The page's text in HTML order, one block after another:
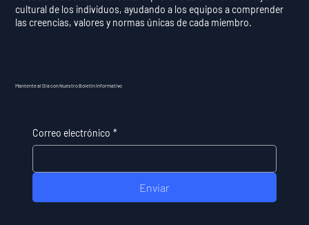
cultural de los individuos, ayudando a los equipos a comprender
las creencias, valores y normas únicas de cada miembro.
Mantente al Día con Nuestro Boletín Informativo
Correo electrónico *
Enviar